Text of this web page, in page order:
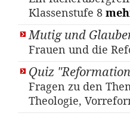
Klassenstufe 8
Mutig und
Frauen und die
Quiz
Fragen zu den
Theologie,